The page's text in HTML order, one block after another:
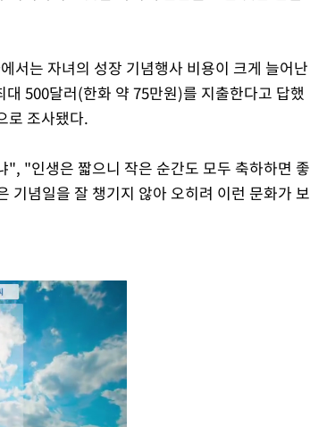
서는 자녀의 성장 기념행사 비용이 크게 늘어난
500달러(한화 약 75만원)를 지출한다고 답했
로 조사됐다.
"인생은 짧으니 작은 순간도 모두 축하하면 좋
념일을 잘 챙기지 않아 오히려 이런 문화가 보